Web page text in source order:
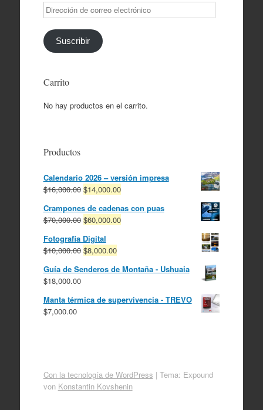
Dirección
de
correo
electrónico
Suscribir
Carrito
No hay productos en el carrito.
Productos
Calendario 2026 – versión impresa
$16,000.00 El
original
era:
$16,000.00.
$14,000.00El
actual
es:
Crampones de cadenas con puas
$70,000.00 El
original
era:
$70,000.00.
$60,000.00El
$60,000.00.
Fotografia Digital
$10,000.00 El
original
$10,000.00.
$8,000.00El
actual
$8,000.00.
Guía de Senderos de Montaña - Ushuaia
$18,000.00
Manta térmica de supervivencia - TREVO
$7,000.00
Con la tecnología de WordPress | Tema: Expound
von Konstantin Kovshenin